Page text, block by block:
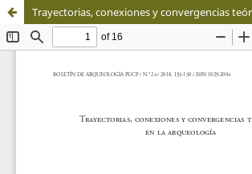
Trayectorias, conexiones y convergencias